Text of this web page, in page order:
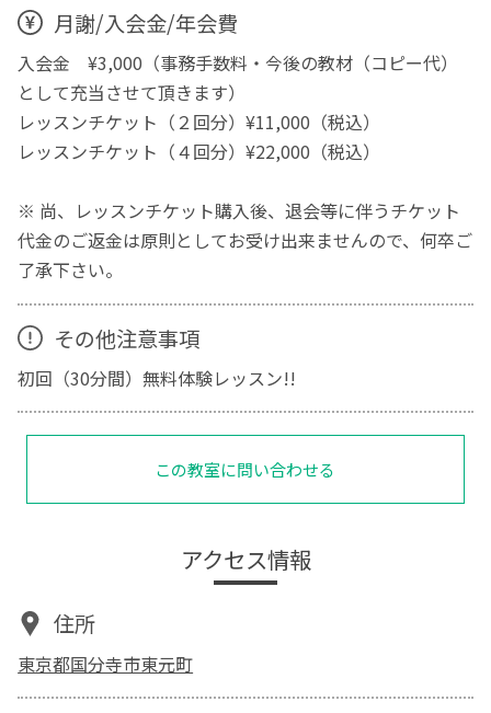
月謝/入会金/年会費
入会金 ¥3,000（事務手数料・今後の教材（コピー代）
として充当させて頂きます）
レッスンチケット（２回分）¥11,000（税込）
レッスンチケット（４回分）¥22,000（税込）
※ 尚、レッスンチケット購入後、退会等に伴うチケット
代金のご返金は原則としてお受け出来ませんので、何卒ご
了承下さい。
その他注意事項
初回（30分間）無料体験レッスン!!
この教室に問い合わせる
アクセス情報
住所
東京都国分寺市東元町